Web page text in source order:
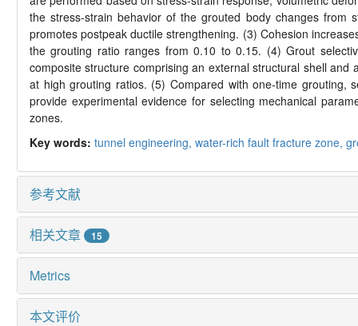
the stress-strain behavior of the grouted body changes from
promotes postpeak ductile strengthening. (3) Cohesion
the grouting ratio ranges from 0.10 to 0.15. (4) Grout
composite structure comprising an external structural shell
at high grouting ratios. (5) Compared with one-time grouting,
provide experimental evidence for selecting mechanical
zones.
Key words: tunnel engineering, water-rich fault fracture zone,
参考文献
相关文章 15
Metrics
本文评价